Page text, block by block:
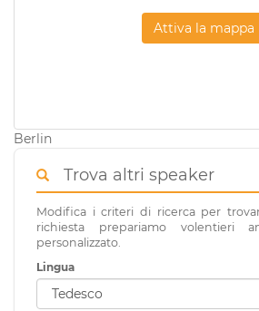
Attiva la mappa
Berlin
Trova altri speaker
Modifica i criteri di ricerca per
richiesta prepariamo volentieri
personalizzato.
Lingua